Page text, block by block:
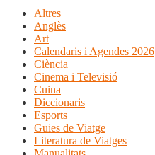
Altres
Anglès
Art
Calendaris i Agendes 2026
Ciència
Cinema i Televisió
Cuina
Diccionaris
Esports
Guies de Viatge
Literatura de Viatges